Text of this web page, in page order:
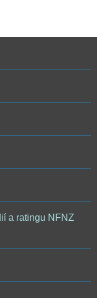
a ratingu NFNZ